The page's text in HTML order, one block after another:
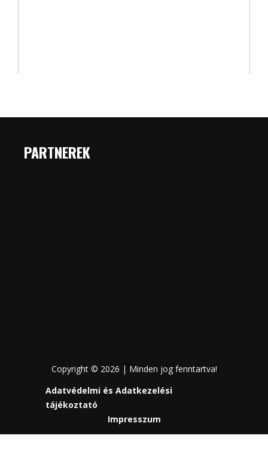
PARTNEREK
Copyright © 2026 | Minden jog fenntartva!
Adatvédelmi és Adatkezelési
tájékoztató
Impresszum